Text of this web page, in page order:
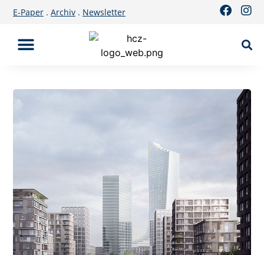
E-Paper . Archiv . Newsletter